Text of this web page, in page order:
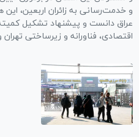
و خدمت‌رسانی به زائران اربعین، این
عراق دانست و پیشنهاد تشکیل
اقتصادی، فناورانه و زیرساختی